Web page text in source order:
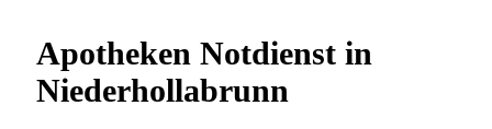
Apotheken Notdienst in
Niederhollabrunn